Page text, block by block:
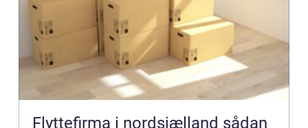
Flyttefirma i nordsjælland sådan